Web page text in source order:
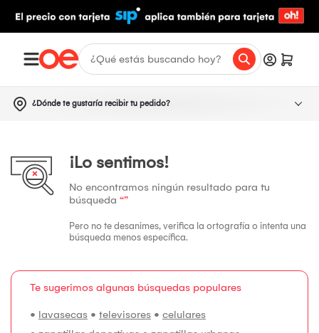
¿Dónde te gustaría recibir tu pedido?
¡Lo sentimos!
No encontramos ningún resultado para tu
búsqueda “”
Pero no te desanimes, verifica la ortografía o intenta una
búsqueda menos específica.
Te sugerimos algunas búsquedas populares
• lavasecas • televisores • celulares